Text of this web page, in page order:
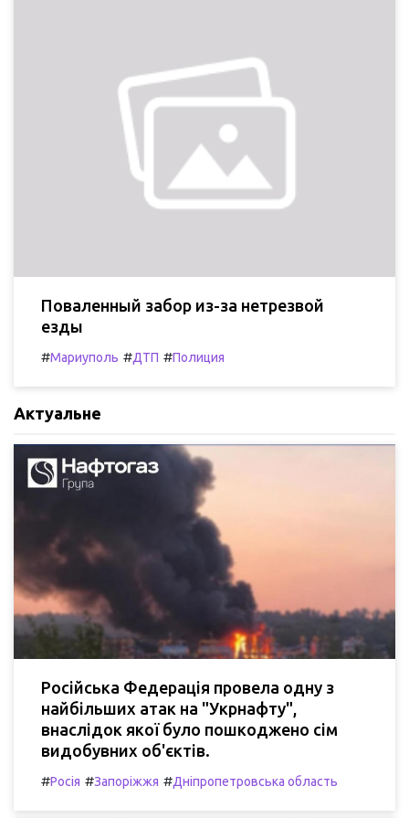
Поваленный забор из-за нетрезвой
езды
#Мариуполь #ДТП #Полиция
Актуальне
Російська Федерація провела одну з
найбільших атак на "Укрнафту",
внаслідок якої було пошкоджено сім
видобувних об'єктів.
#Росія #Запоріжжя #Дніпропетровська область